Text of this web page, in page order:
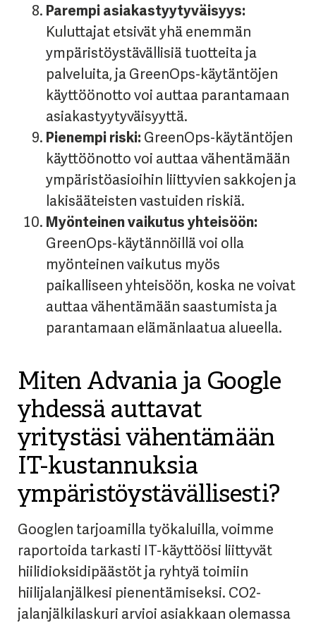
Parempi asiakastyytyväisyys:
Kuluttajat etsivät yhä enemmän
ympäristöystävällisiä tuotteita ja
palveluita, ja GreenOps-käytäntöjen
käyttöönotto voi auttaa parantamaan
asiakastyytyväisyyttä.
Pienempi riski: GreenOps-käytäntöjen
käyttöönotto voi auttaa vähentämään
ympäristöasioihin liittyvien sakkojen ja
lakisääteisten vastuiden riskiä.
Myönteinen vaikutus yhteisöön:
GreenOps-käytännöillä voi olla
myönteinen vaikutus myös
paikalliseen yhteisöön, koska ne voivat
auttaa vähentämään saastumista ja
parantamaan elämänlaatua alueella.
Miten Advania ja Google
yhdessä auttavat
yritystäsi vähentämään
IT-kustannuksia
ympäristöystävällisesti?
Googlen tarjoamilla työkaluilla, voimme
raportoida tarkasti IT-käyttöösi liittyvät
hiilidioksidipäästöt ja ryhtyä toimiin
hiilijalanjälkesi pienentämiseksi. CO2-
jalanjälkilaskuri arvioi asiakkaan olemassa